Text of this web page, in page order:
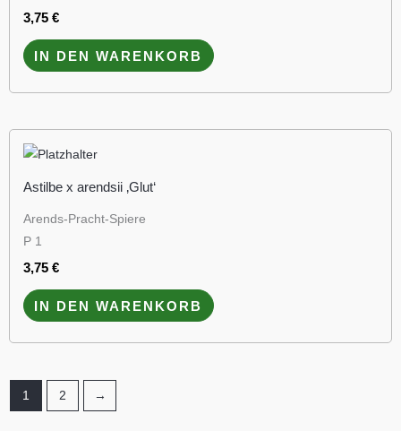
3,75 €
IN DEN WARENKORB
Astilbe x arendsii ‚Glut‘
Arends-Pracht-Spiere
P 1
3,75 €
IN DEN WARENKORB
1 2 →